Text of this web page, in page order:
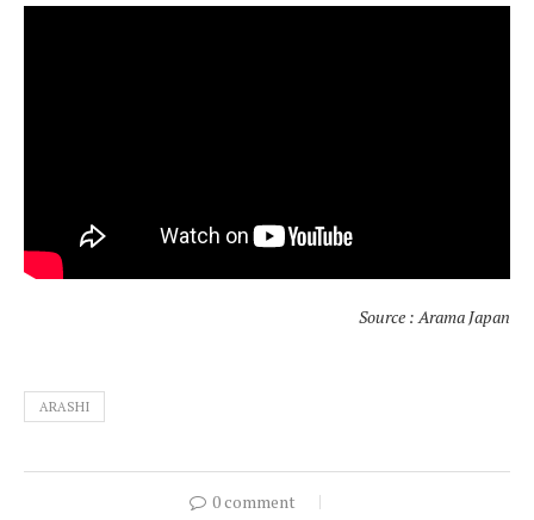
Source : Arama Japan
ARASHI
0 comment